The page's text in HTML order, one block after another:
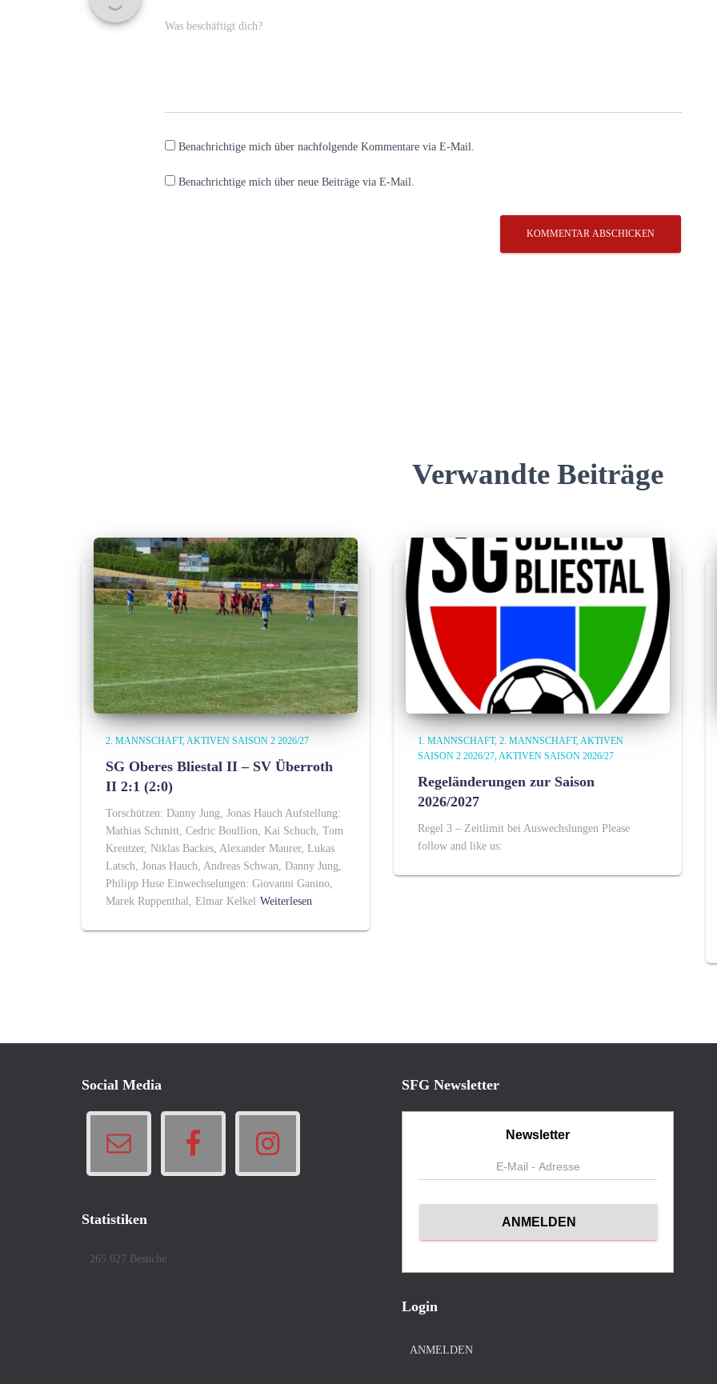
Was beschäftigt dich?
Benachrichtige mich über nachfolgende Kommentare via E-Mail.
Benachrichtige mich über neue Beiträge via E-Mail.
Verwandte Beiträge
2. MANNSCHAFT AKTIVEN SAISON 2 2026/27
SG Oberes Bliestal II – SV Überroth
II 2:1 (2:0)
Torschützen: Danny Jung, Jonas Hauch Aufstellung:
Mathias Schmitt, Cedric Boullion, Kai Schuch, Tom
Kreutzer, Niklas Backes, Alexander Maurer, Lukas
Latsch, Jonas Hauch, Andreas Schwan, Danny Jung,
Philipp Huse Einwechselungen: Giovanni Ganino,
Marek Ruppenthal, Elmar Kelkel Weiterlesen
1. MANNSCHAFT 2. MANNSCHAFT AKTIVEN
SAISON 2 2026/27 AKTIVEN SAISON 2026/27
Regeländerungen zur Saison
2026/2027
Regel 3 – Zeitlimit bei Auswechslungen Please
follow and like us:
Social Media
Statistiken
265.027 Besuche
SFG Newsletter
Newsletter
Login
ANMELDEN